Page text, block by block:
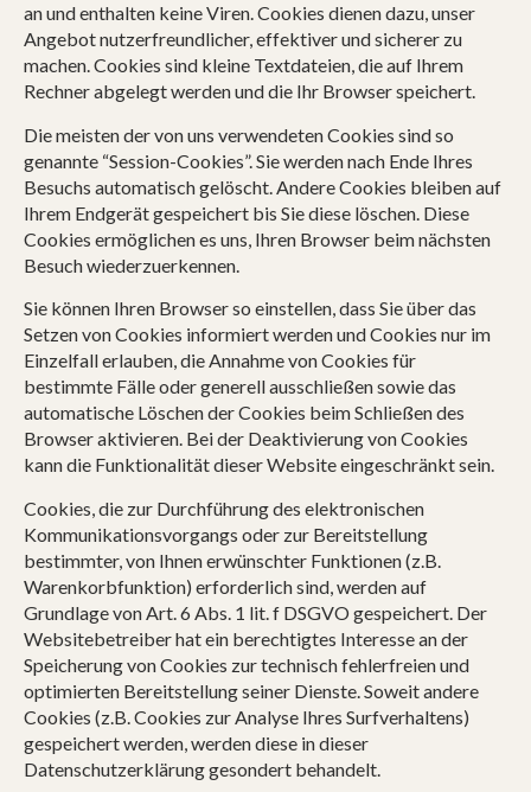
an und enthalten keine Viren. Cookies dienen dazu, unser
Angebot nutzerfreundlicher, effektiver und sicherer zu
machen. Cookies sind kleine Textdateien, die auf Ihrem
Rechner abgelegt werden und die Ihr Browser speichert.
Die meisten der von uns verwendeten Cookies sind so
genannte “Session-Cookies”. Sie werden nach Ende Ihres
Besuchs automatisch gelöscht. Andere Cookies bleiben auf
Ihrem Endgerät gespeichert bis Sie diese löschen. Diese
Cookies ermöglichen es uns, Ihren Browser beim nächsten
Besuch wiederzuerkennen.
Sie können Ihren Browser so einstellen, dass Sie über das
Setzen von Cookies informiert werden und Cookies nur im
Einzelfall erlauben, die Annahme von Cookies für
bestimmte Fälle oder generell ausschließen sowie das
automatische Löschen der Cookies beim Schließen des
Browser aktivieren. Bei der Deaktivierung von Cookies
kann die Funktionalität dieser Website eingeschränkt sein.
Cookies, die zur Durchführung des elektronischen
Kommunikationsvorgangs oder zur Bereitstellung
bestimmter, von Ihnen erwünschter Funktionen (z.B.
Warenkorbfunktion) erforderlich sind, werden auf
Grundlage von Art. 6 Abs. 1 lit. f DSGVO gespeichert. Der
Websitebetreiber hat ein berechtigtes Interesse an der
Speicherung von Cookies zur technisch fehlerfreien und
optimierten Bereitstellung seiner Dienste. Soweit andere
Cookies (z.B. Cookies zur Analyse Ihres Surfverhaltens)
gespeichert werden, werden diese in dieser
Datenschutzerklärung gesondert behandelt.